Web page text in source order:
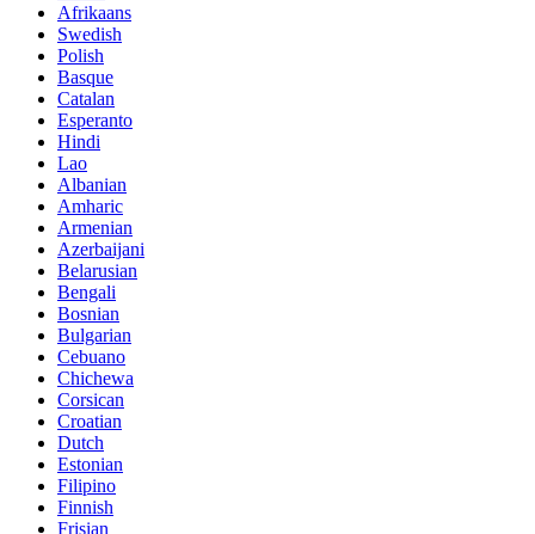
Afrikaans
Swedish
Polish
Basque
Catalan
Esperanto
Hindi
Lao
Albanian
Amharic
Armenian
Azerbaijani
Belarusian
Bengali
Bosnian
Bulgarian
Cebuano
Chichewa
Corsican
Croatian
Dutch
Estonian
Filipino
Finnish
Frisian